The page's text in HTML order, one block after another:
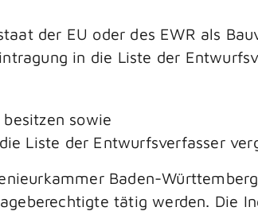
der EU oder des EWR als
in die Liste der
sowie
Liste der Entwurfsverfasser
Baden-
tätig werden. Die